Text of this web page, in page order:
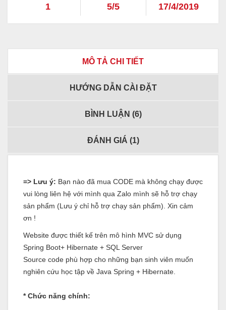
1 5/5 17/4/2019
MÔ TẢ CHI TIẾT
HƯỚNG DẪN CÀI ĐẶT
BÌNH LUẬN (6)
ĐÁNH GIÁ (1)
=> Lưu ý: Bạn nào đã mua CODE mà không chạy được
vui lòng liên hệ với mình qua Zalo mình sẽ hỗ trợ chạy
sản phẩm (Lưu ý chỉ hỗ trợ chạy sản phẩm). Xin cảm
ơn !
Website được thiết kế trên mô hình MVC sử dụng
Spring Boot+ Hibernate + SQL Server
Source code phù hợp cho những bạn sinh viên muốn
nghiên cứu học tập về Java Spring + Hibernate.
* Chức năng chính: